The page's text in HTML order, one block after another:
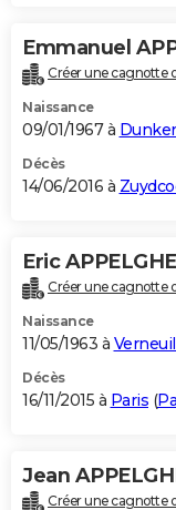
Emmanuel
Créer une cagnotte
Naissance
09/01/1967 à
Décès
14/06/2016 à
Eric
Créer une cagnotte
Naissance
11/05/1963 à
Décès
16/11/2015 à Paris (
Jean
Créer une cagnotte